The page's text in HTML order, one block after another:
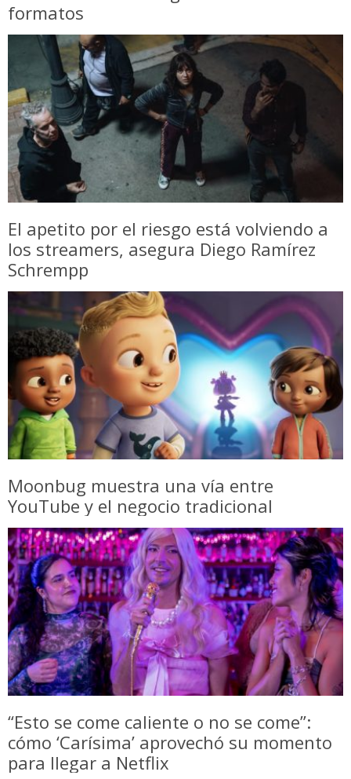
formatos
El apetito por el riesgo está volviendo a
los streamers, asegura Diego Ramírez
Schrempp
Moonbug muestra una vía entre
YouTube y el negocio tradicional
“Esto se come caliente o no se come”:
cómo ‘Carísima’ aprovechó su momento
para llegar a Netflix